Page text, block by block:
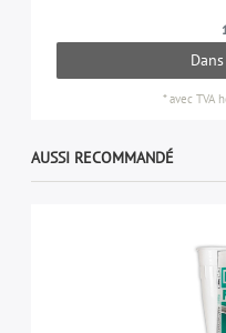
*avec TVA
AUSSI RECOMMANDÉ